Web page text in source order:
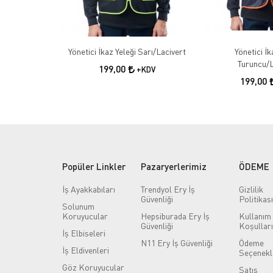
Yönetici İkaz Yeleği Sarı/Lacivert
199,00 +KDV
Yönetici
Turuncu/
199,00
Popüler Linkler
İş Ayakkabıları
Solunum
Koruyucular
İş Elbiseleri
İş Eldivenleri
Göz Koruyucular
Pazaryerlerimiz
Trendyol Ery İş
Güvenliği
Hepsiburada Ery İş
Güvenliği
N11 Ery İş Güvenliği
ÖDEME
Gizlilik
Politikası
Kullanım
Koşulları
Ödeme
Satış